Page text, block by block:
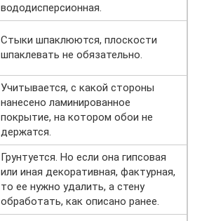
вододисперсионная.
Стыки шпаклюются, плоскости
шпаклевать не обязательно.
Учитывается, с какой стороны
нанесено ламинированное
покрытие, на котором обои не
держатся.
Грунтуется. Но если она гипсовая
или иная декоративная, фактурная,
то ее нужно удалить, а стену
обработать, как описано ранее.